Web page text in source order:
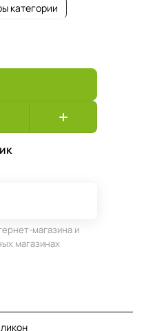
категории
магазина и
магазинах